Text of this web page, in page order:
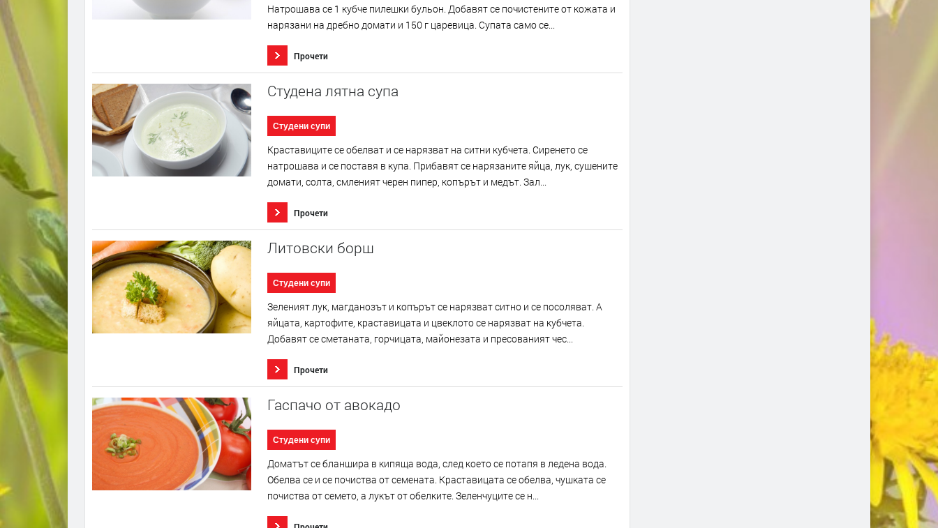
Натрошава се 1 кубче пилешки бульон. Добавят се почистените от кожата и
нарязани на дребно домати и 150 г царевица. Супата само се...
Прочети
Студена лятна супа
Студени супи
Краставиците се обелват и се нарязват на ситни кубчета. Сиренето се
натрошава и се поставя в купа. Прибавят се нарязаните яйца, лук, сушените
домати, солта, смленият черен пипер, копърът и медът. Зал...
Прочети
Литовски борш
Студени супи
Зеленият лук, магданозът и копърът се нарязват ситно и се посоляват. А
яйцата, картофите, краставицата и цвеклото се нарязват на кубчета.
Добавят се сметаната, горчицата, майонезата и пресованият чес...
Прочети
Гаспачо от авокадо
Студени супи
Доматът се бланшира в кипяща вода, след което се потапя в ледена вода.
Обелва се и се почиства от семената. Краставицата се обелва, чушката се
почиства от семето, а лукът от обелките. Зеленчуците се н...